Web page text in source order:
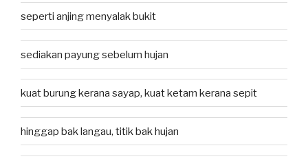
seperti anjing menyalak bukit
sediakan payung sebelum hujan
kuat burung kerana sayap, kuat ketam kerana sepit
hinggap bak langau, titik bak hujan